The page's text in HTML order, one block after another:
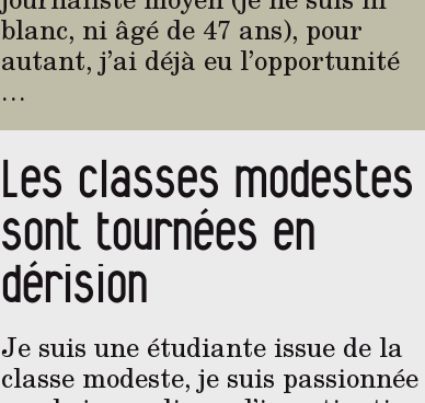
blanc, ni âgé de 47 ans), pour
autant, j’ai déjà eu l’opportunité
…
Les classes modestes
sont tournées en
dérision
Je suis une étudiante issue de la
classe modeste, je suis passionnée